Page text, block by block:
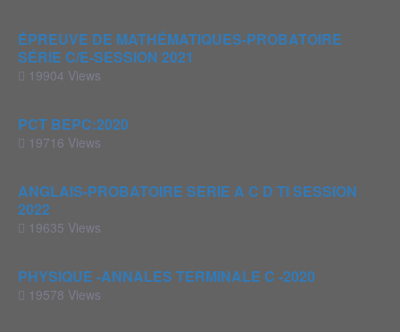
ÉPREUVE DE MATHÉMATIQUES-PROBATOIRE
SÉRIE C/E-SESSION 2021
19904 Views
PCT BEPC:2020
19716 Views
ANGLAIS-PROBATOIRE SERIE A C D TI SESSION
2022
19635 Views
PHYSIQUE -ANNALES TERMINALE C -2020
19578 Views